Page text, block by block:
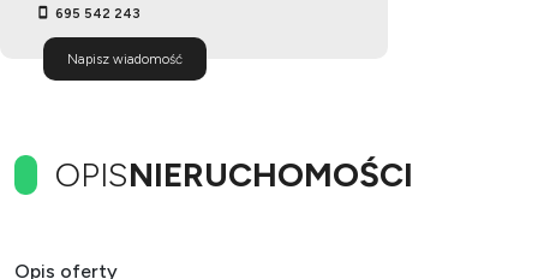
695 542 243
Napisz wiadomość
OPISNIERUCHOMOŚCI
Opis oferty